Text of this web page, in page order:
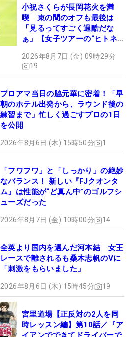
小祝さくらが長岡花火を満
喫 束の間のオフも最後は
「見るってすごく過酷だな
ぁ」【女子ツアーの“ヒトネ
2026年8月7日 (金) 09時29分
19
プロアマ当日の脇元華に密着！「早
朝のホテル出発から、ラウンド後の
練習まで」忙しく過ごすプロの1日
を公開
2026年8月6日 (木) 15時50分 1
「フワフワ」と「しっかり」の絶妙
なバランス！ 新しい『FJクオンタ
ム』は性能が“ど真ん中”のゴルフシ
ューズだった
2026年8月7日 (金) 10時00分 14
全英より国内を選んだ河本結 女王
レースで離されるも桑木志帆のVに
「刺激をもらいました」
2026年8月6日 (木) 15時45分 19
宮里道場【正反対の2人を同
時レッスン編】第10話／『ア